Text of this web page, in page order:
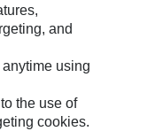
and
using
the use of
cookies.